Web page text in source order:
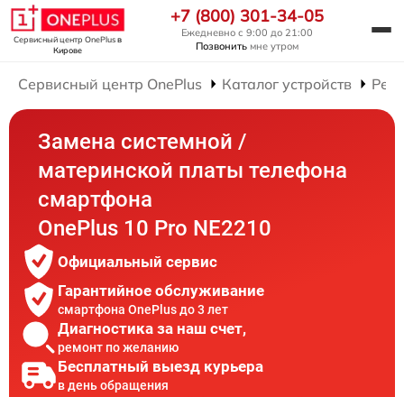
Сервисный центр OnePlusв
Кирове
+7 (800) 301-34-05
Ежедневно с 9:00 до 21:00
Позвонить мне утром
Сервисный центр OnePlus Каталог устройств
Замена системной /
материнской платы телефона
смартфона
OnePlus 10 Pro NE2210
Официальный сервис
Гарантийное обслуживание
смартфона OnePlus до 3 лет
Диагностика за наш счет,
ремонт по желанию
Бесплатный выезд курьера
в день обращения